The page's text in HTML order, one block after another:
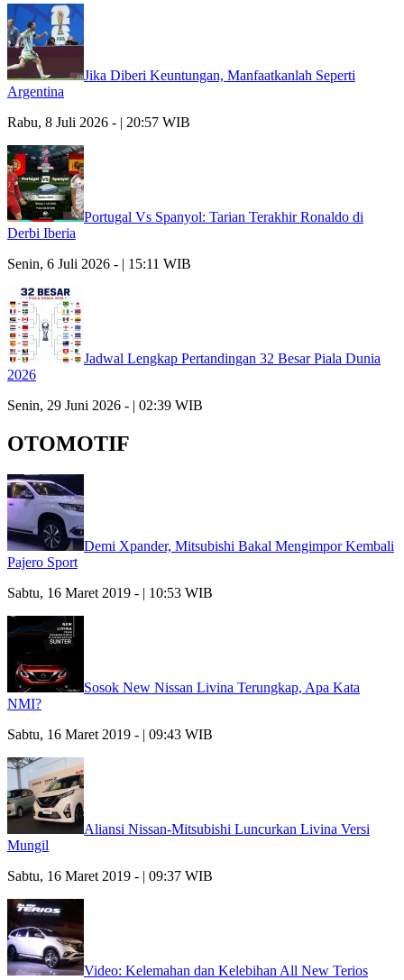
Jika Diberi Keuntungan, Manfaatkanlah Seperti
Argentina
Rabu, 8 Juli 2026 - | 20:57 WIB
Portugal Vs Spanyol: Tarian Terakhir Ronaldo di
Derbi Iberia
Senin, 6 Juli 2026 - | 15:11 WIB
Jadwal Lengkap Pertandingan 32 Besar Piala Dunia
2026
Senin, 29 Juni 2026 - | 02:39 WIB
OTOMOTIF
Demi Xpander, Mitsubishi Bakal Mengimpor Kembali
Pajero Sport
Sabtu, 16 Maret 2019 - | 10:53 WIB
Sosok New Nissan Livina Terungkap, Apa Kata
NMI?
Sabtu, 16 Maret 2019 - | 09:43 WIB
Aliansi Nissan-Mitsubishi Luncurkan Livina Versi
Mungil
Sabtu, 16 Maret 2019 - | 09:37 WIB
Video: Kelemahan dan Kelebihan All New Terios